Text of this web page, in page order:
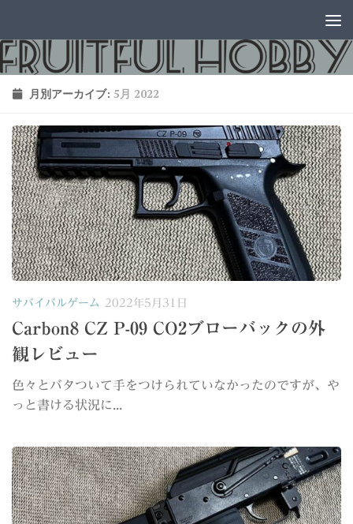
月別アーカイブ: 5月 2022
サバイバルゲーム 2022年5月31日
Carbon8 CZ P-09 CO2ブローバックの外
観レビュー
色々とバタついて手をつけられていなかったのですが、や
っと書ける状況に...